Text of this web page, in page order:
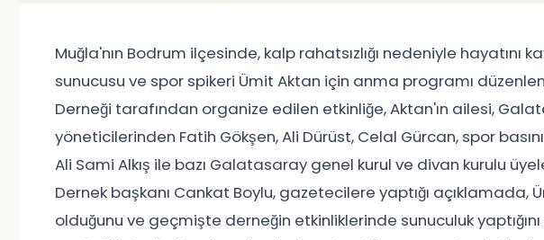
Muğla'nın Bodrum ilçesinde, kalp rahatsızlığı nedeniyle
sunucusu ve spor spikeri Ümit Aktan için anma programı
Derneği tarafından organize edilen etkinliğe, Aktan'ın ailesi,
yöneticilerinden Fatih Gökşen, Ali Dürüst, Celal Gürcan, spor
Ali Sami Alkış ile bazı Galatasaray genel kurul ve divan kurulu
Dernek başkanı Cankat Boylu, gazetecilere yaptığı açıklamada,
olduğunu ve geçmişte derneğin etkinliklerinde sunuculuk